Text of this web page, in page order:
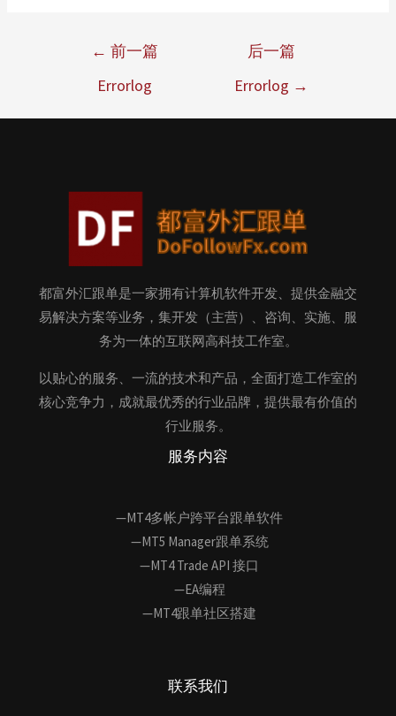
← 前一篇
Errorlog
后一篇
Errorlog →
都富外汇跟单是一家拥有计算机软件开发、提供金融交
易解决方案等业务，集开发（主营）、咨询、实施、服
务为一体的互联网高科技工作室。
以贴心的服务、一流的技术和产品，全面打造工作室的
核心竞争力，成就最优秀的行业品牌，提供最有价值的
行业服务。
服务内容
—MT4多帐户跨平台跟单软件
—MT5 Manager跟单系统
—MT4 Trade API 接口
—EA编程
—MT4跟单社区搭建
联系我们